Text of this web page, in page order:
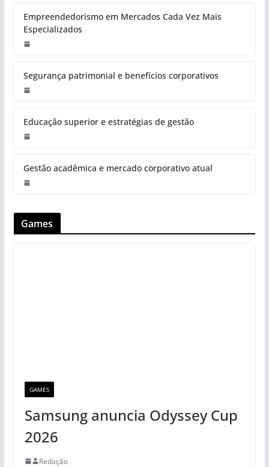
Empreendedorismo em Mercados Cada Vez Mais
Especializados
Segurança patrimonial e benefícios corporativos
Educação superior e estratégias de gestão
Gestão acadêmica e mercado corporativo atual
Games
GAMES
Samsung anuncia Odyssey Cup
2026
Redação